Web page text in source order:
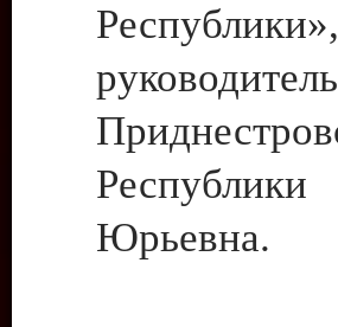
Юрьевна.